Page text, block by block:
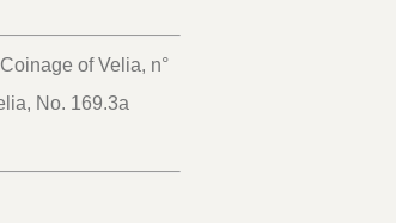
of Velia, n°
No. 169.3a